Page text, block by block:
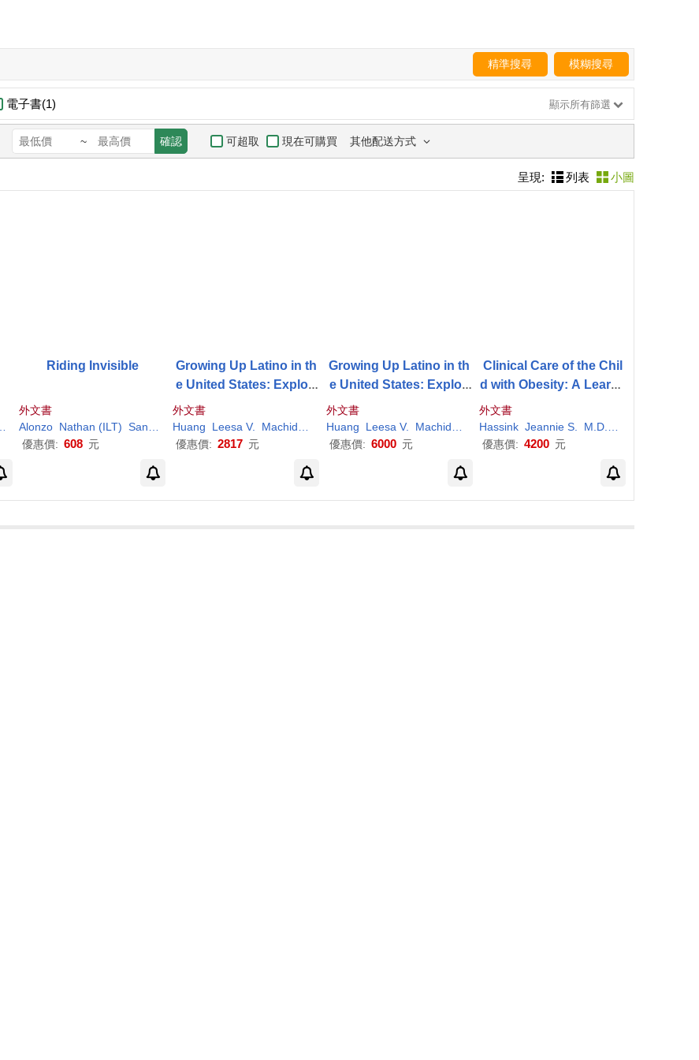
精準搜尋 模糊搜尋
電子書(1) 顯示所有篩選
~ 確認 可超取 現在可購買 其他配送方式
呈現: 列表 小圖
Huang
Riding Invisible
外文書
Alonzo Nathan (ILT) Sandra
Huang
優惠價: 608 元
Growing Up Latino in th
e United States: Explori
ng Development in Cult
ure and Context
外文書
Huang
Leesa V. Machida Miller-Herringer Sandra Terry
優惠價: 2817 元
Growing Up Latino in th
e United States: Explori
ng Development in Cult
ure and Context
外文書
Huang
Leesa V. Machida Miller-Herringer Sandra
Terry
優惠價: 6000 元
Clinical Care of the Chil
d with Obesity: A Learne
r’s and Teacher’s Guide
外文書
Hassink Jeannie S. M.D. (EDT)
優惠價: 4200 元